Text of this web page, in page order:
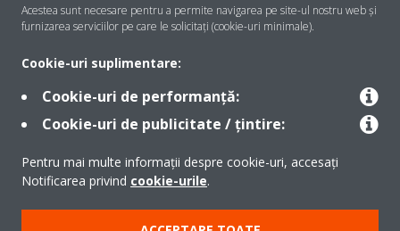
Contact
Produse
Acestea sunt necesare pentru a permite navigarea pe site-ul nostru web și
furnizarea serviciilor pe care le solicitați (cookie-uri minimale).
Cookie-uri suplimentare:
Cookie-uri de performanță:
Cookie-uri de publicitate / țintire:
Pentru mai multe informații despre cookie-uri, accesați
Notificarea privind cookie-urile.